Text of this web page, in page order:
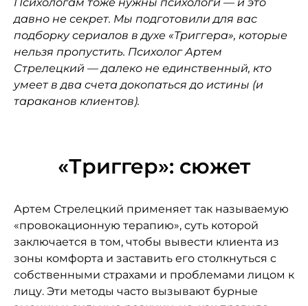
давно не секрет. Мы подготовили для вас
подборку сериалов в духе «Триггера», которые
нельзя пропустить. Психолог Артем
Стрелецкий — далеко не единственный, кто
умеет в два счета докопаться до истины (и
тараканов клиентов).
«Триггер»: сюжет
Артем Стрелецкий применяет так называемую
«провокационную терапию», суть которой
заключается в том, чтобы вывести клиента из
зоны комфорта и заставить его столкнуться с
собственными страхами и проблемами лицом к
лицу. Эти методы часто вызывают бурные